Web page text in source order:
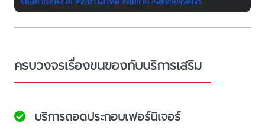
ครบวงจรเรื่องขนของกับบริการเสริม
บริการถอดประกอบเฟอร์นิเจอร์